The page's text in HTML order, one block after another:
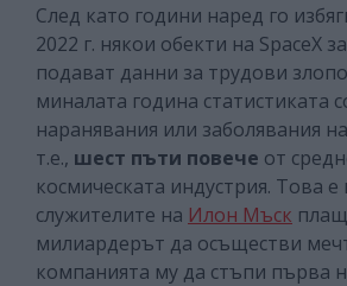
След като години наред го
2022 г. някои обекти на SpaceX
подават данни за трудови
миналата година статистиката
наранявания или заболявания
т.е., шест пъти повече от
космическата индустрия. Това е
служителите на Илон Мъск
милиардерът да осъществи
компанията му да стъпи първа